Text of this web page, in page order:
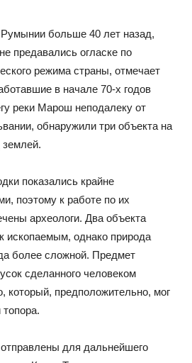
больше 40 лет назад,
предавались огласке по
режима страны, отмечает
в начале 70-х годов
реки Марош неподалеку от
обнаружили три объекта на
землей.
показались крайне
поэтому к работе по их
археологи. Два объекта
ископаемым, однако природа
более сложной. Предмет
сделанного человеком
который, предположительно, мог
для дальнейшего